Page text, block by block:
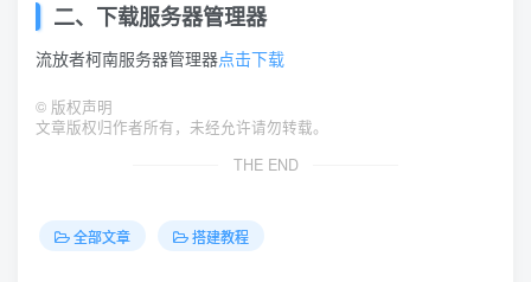
二、下载服务器管理器
流放者柯南服务器管理器点击下载
© 版权声明
文章版权归作者所有，未经允许请勿转载。
THE END
全部文章 搭建教程